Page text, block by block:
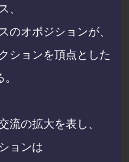
、
のオポジションが、
ションを頂点とした
流の拡大を表し、
ョンは